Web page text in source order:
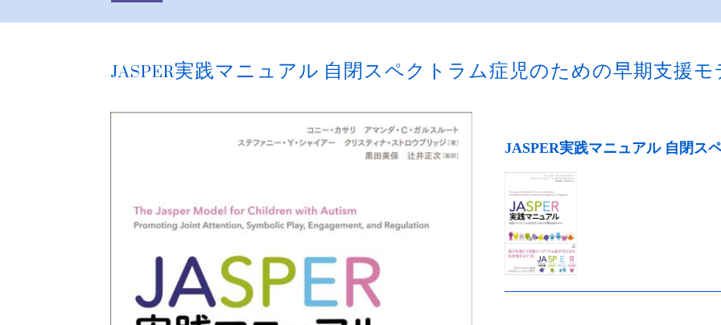
2026.7.1
お知らせ 2021.10.31 《重要なお知らせ》書籍ご購入時のポイント制度が切り替わります
JASPER実践マニュアル 自閉スペクトラム症児のための早期支援
JASPER実践マニュアル 自閉ス